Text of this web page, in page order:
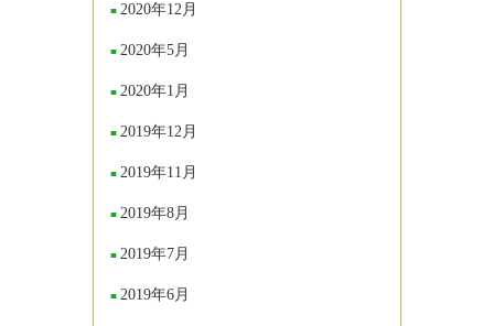
2020年12月
2020年5月
2020年1月
2019年12月
2019年11月
2019年8月
2019年7月
2019年6月